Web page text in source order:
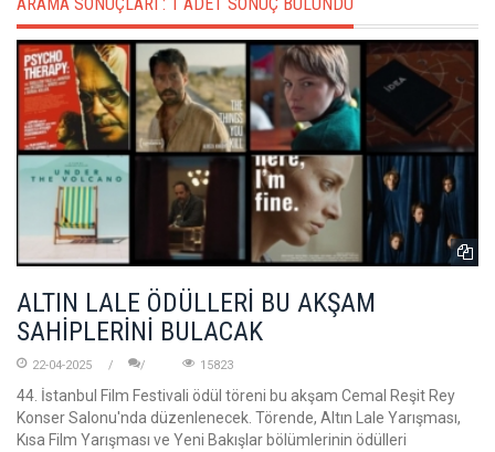
ALTIN LALE ÖDÜLLERİ BU AKŞAM
SAHİPLERİNİ BULACAK
22-04-2025 15823
44. İstanbul Film Festivali ödül töreni bu akşam Cemal Reşit Rey
Konser Salonu'nda düzenlenecek. Törende, Altın Lale Yarışması,
Kısa Film Yarışması ve Yeni Bakışlar bölümlerinin ödülleri